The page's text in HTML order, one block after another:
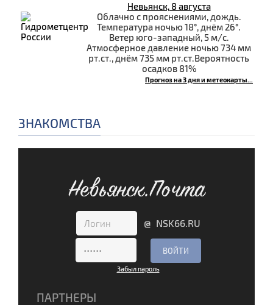
Невьянск, 8 августа
Облачно с прояснениями, дождь.
Температура ночью 18°, днём 26°.
Ветер юго-западный, 5 м/с.
Атмосферное давление ночью 734 мм
рт.ст., днём 735 мм рт.ст.Вероятность
осадков 81%
Прогноз на 3 дня и метеокарты...
ЗНАКОМСТВА
Невьянск.Почта
@ NSK66.RU
Забыл пароль
ПАРТНЕРЫ